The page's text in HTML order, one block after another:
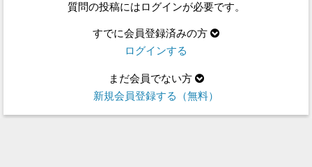
質問の投稿にはログインが必要です。
すでに会員登録済みの方
ログインする
まだ会員でない方
新規会員登録する（無料）